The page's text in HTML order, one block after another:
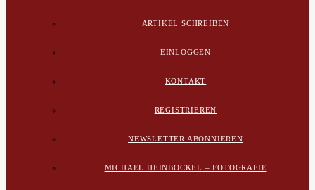
ARTIKEL SCHREIBEN
EINLOGGEN
KONTAKT
REGISTRIEREN
NEWSLETTER ABONNIEREN
MICHAEL HEINBOCKEL – FOTOGRAFIE